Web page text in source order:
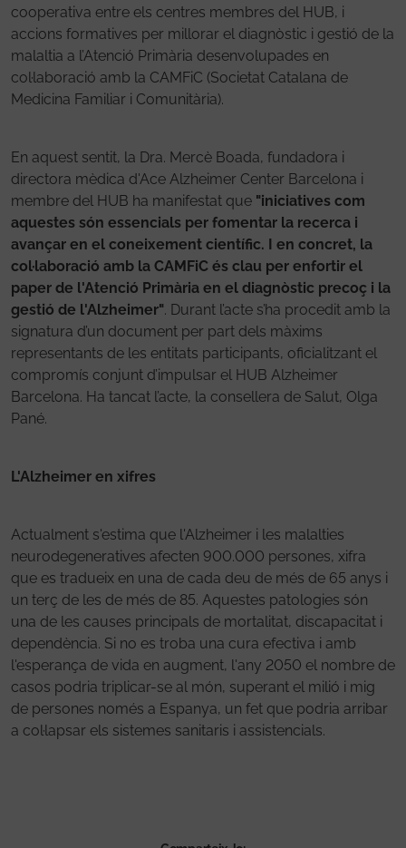
cooperativa entre els centres membres del HUB, i
accions formatives per millorar el diagnòstic i gestió de la
malaltia a l’Atenció Primària desenvolupades en
col·laboració amb la CAMFiC (Societat Catalana de
Medicina Familiar i Comunitària).
En aquest sentit, la Dra. Mercè Boada, fundadora i
directora mèdica d'Ace Alzheimer Center Barcelona i
membre del HUB ha manifestat que "iniciatives com
aquestes són essencials per fomentar la recerca i
avançar en el coneixement científic. I en concret, la
col·laboració amb la CAMFiC és clau per enfortir el
paper de l'Atenció Primària en el diagnòstic precoç i la
gestió de l'Alzheimer". Durant l’acte s’ha procedit amb la
signatura d’un document per part dels màxims
representants de les entitats participants, oficialitzant el
compromís conjunt d’impulsar el HUB Alzheimer
Barcelona. Ha tancat l’acte, la consellera de Salut, Olga
Pané.
L'Alzheimer en xifres
Actualment s'estima que l'Alzheimer i les malalties
neurodegeneratives afecten 900.000 persones, xifra
que es tradueix en una de cada deu de més de 65 anys i
un terç de les de més de 85. Aquestes patologies són
una de les causes principals de mortalitat, discapacitat i
dependència. Si no es troba una cura efectiva i amb
l'esperança de vida en augment, l'any 2050 el nombre de
casos podria triplicar-se al món, superant el milió i mig
de persones només a Espanya, un fet que podria arribar
a col·lapsar els sistemes sanitaris i assistencials.